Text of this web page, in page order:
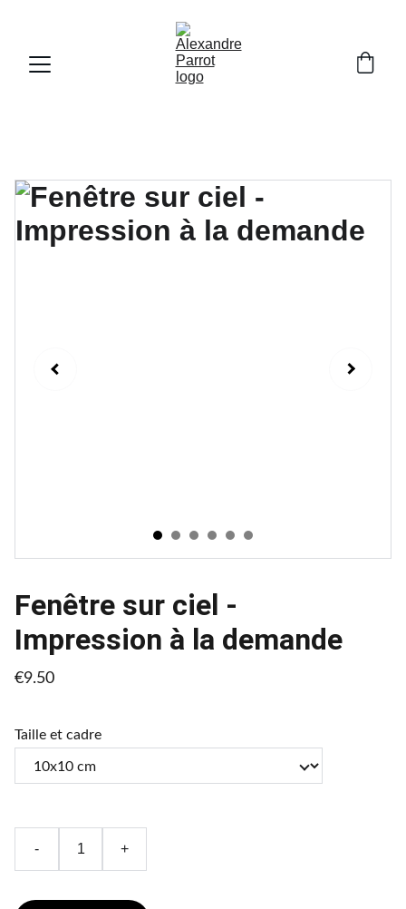
Fenêtre sur ciel -
Impression à la demande
€9.50
Taille et cadre
- +